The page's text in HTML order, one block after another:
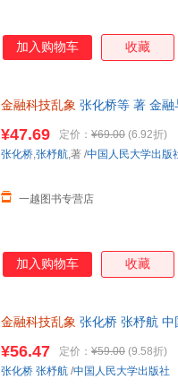
加入购物车 收藏
金融科技乱象 张化桥等 著 金
¥47.69 定价： ¥69.00 (6.92折)
一越图书专营店
张化桥,张杼航,著 /中国人民大学出版
加入购物车 收藏
金融科技乱象 张化桥 张杼航
¥56.47 定价： ¥59.00 (9.58折)
张化桥 张杼航 /中国人民大学出版社